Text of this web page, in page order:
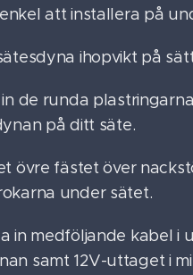
att installera på
ihopvikt på
in de runda
på ditt säte.
övre fästet över
under sätet.
in medföljande kabel i
samt 12V-uttaget i